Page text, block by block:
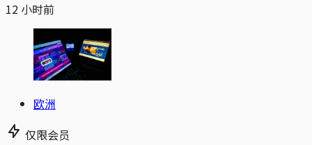
12 小时前
欧洲
仅限会员